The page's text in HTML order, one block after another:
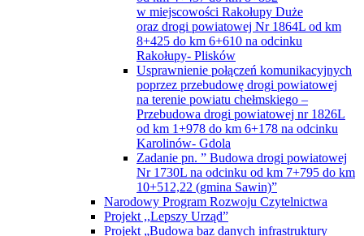
w miejscowości Rakołupy Duże
oraz drogi powiatowej Nr 1864L od km
8+425 do km 6+610 na odcinku
Rakołupy- Plisków
Usprawnienie połączeń komunikacyjnych
poprzez przebudowę drogi powiatowej
na terenie powiatu chełmskiego –
Przebudowa drogi powiatowej nr 1826L
od km 1+978 do km 6+178 na odcinku
Karolinów- Gdola
Zadanie pn. ” Budowa drogi powiatowej
Nr 1730L na odcinku od km 7+795 do km
10+512,22 (gmina Sawin)”
Narodowy Program Rozwoju Czytelnictwa
Projekt ,,Lepszy Urząd”
Projekt „Budowa baz danych infrastruktury